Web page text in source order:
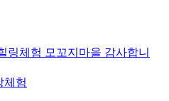
링체험 모꼬지마을 감사합니
체험